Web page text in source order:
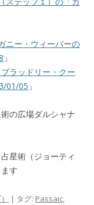
ニー・ウィーバーの
」
ラッドリー・クー
01/05 」
の広場ダルシャナ
星術（ジョーティ
す
| タグ: Passaic,